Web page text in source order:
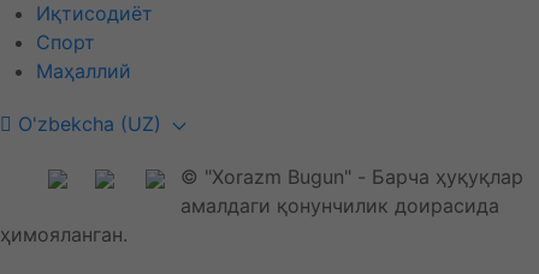
Иқтисодиёт
Спорт
Маҳаллий
O'zbekcha (UZ)
© "Xorazm Bugun" - Барча ҳуқуқлар
амалдаги қонунчилик доирасида
ҳимояланган.